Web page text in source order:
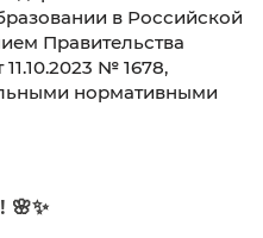
о том,
при реализации
среднего
колледж
обучение и
Федеральным
образовании в